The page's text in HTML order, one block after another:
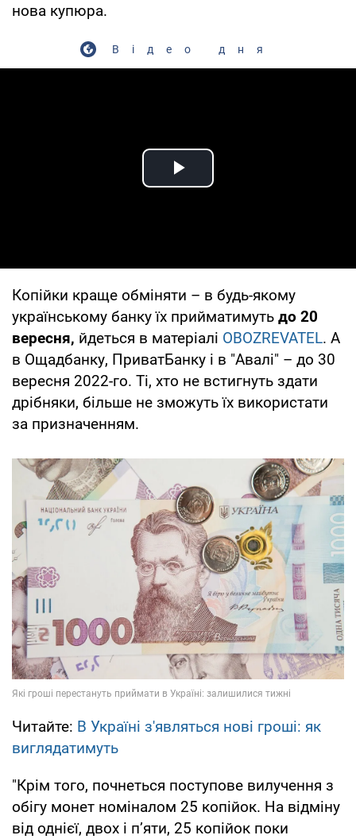
нова купюра.
Відео дня
Play Video
Копійки краще обміняти – в будь-якому
українському банку їх прийматимуть до 20
вересня, йдеться в матеріалі OBOZREVATEL. А
в Ощадбанку, ПриватБанку і в "Авалі" – до 30
вересня 2022-го. Ті, хто не встигнуть здати
дрібняки, більше не зможуть їх використати
за призначенням.
Читайте: В Україні з'являться нові гроші: як
виглядатимуть
"Крім того, почнеться поступове вилучення з
обігу монет номіналом 25 копійок. На відміну
від однієї, двох і п’яти, 25 копійок поки